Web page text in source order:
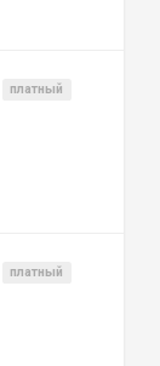
платный
платный